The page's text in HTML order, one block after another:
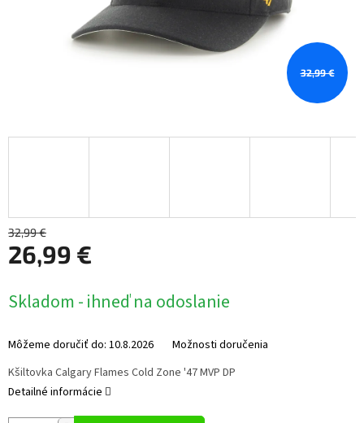
32,99 €
32,99 €
26,99 €
cena:
Skladom - ihneď na odoslanie
Môžeme doručiť do: 10.8.2026 Možnosti doručenia
Kšiltovka Calgary Flames Cold Zone '47 MVP DP
Detailné informácie